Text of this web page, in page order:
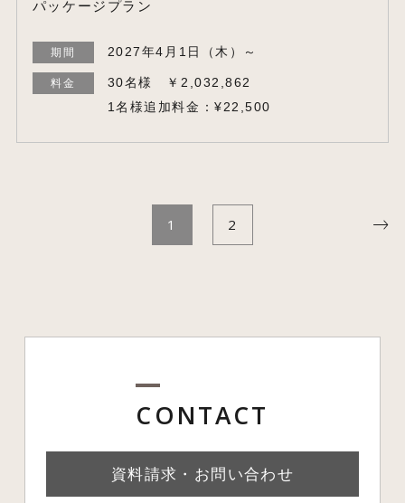
パッケージプラン
期間 2027年4月1日（木）～
料金
30名様 ￥2,032,862
1名様追加料金：¥22,500
1 2
CONTACT
資料請求・お問い合わせ